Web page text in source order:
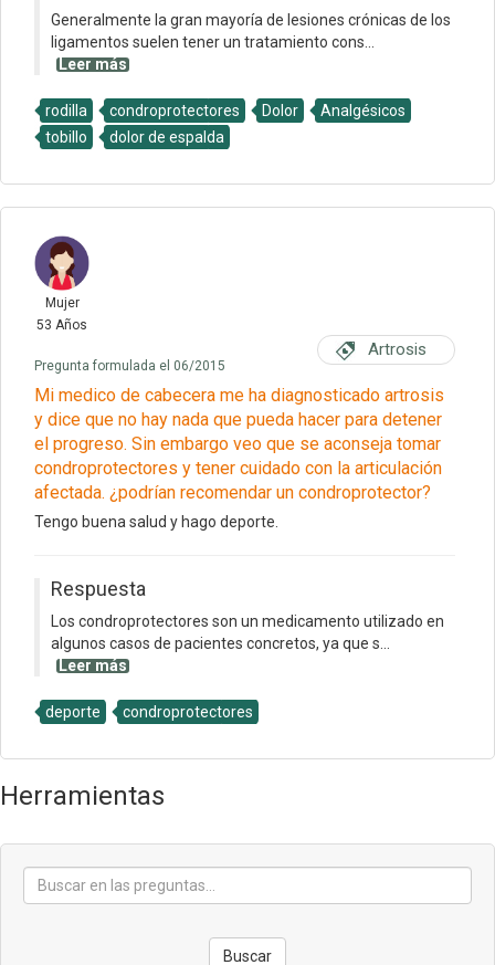
Generalmente la gran mayoría de lesiones crónicas de los
ligamentos suelen tener un tratamiento cons...
Leer más
rodilla condroprotectores Dolor
Analgésicos
tobillo
dolor de espalda
Mujer
53 Años
Pregunta formulada el 06/2015
Artrosis
Mi medico de cabecera me ha diagnosticado artrosis
y dice que no hay nada que pueda hacer para detener
el progreso. Sin embargo veo que se aconseja tomar
condroprotectores y tener cuidado con la articulación
afectada. ¿podrían recomendar un condroprotector?
Tengo buena salud y hago deporte.
Respuesta
Los condroprotectores son un medicamento utilizado en
algunos casos de pacientes concretos, ya que s...
Leer más
deporte condroprotectores
Herramientas
Buscar